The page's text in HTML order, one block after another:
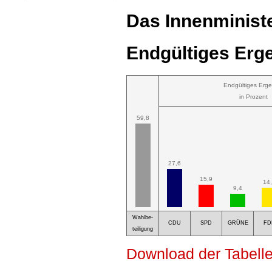
Das
Endgültiges
59,8
Endgültiges
in Prozent
27,6
15,9
9,4
Wahlbe-
teiligung
CDU SPD GRÜNE
Download der